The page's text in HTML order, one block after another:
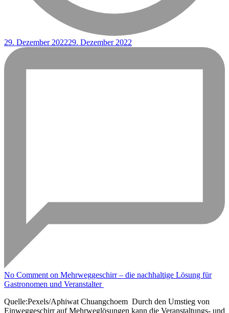
29. Dezember 202229. Dezember 2022
No Comment on Mehrweggeschirr – die nachhaltige Lösung für
Gastronomen und Veranstalter
Quelle:Pexels/Aphiwat Chuangchoem Durch den Umstieg von
Einweggeschirr auf Mehrweglösungen kann die Veranstaltungs- und